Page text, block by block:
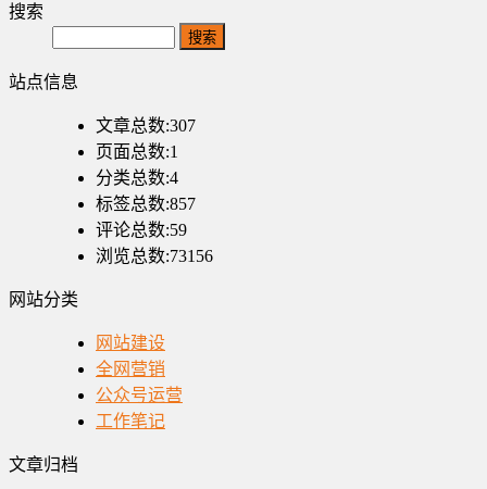
搜索
Search
站点信息
文章总数:307
页面总数:1
分类总数:4
标签总数:857
评论总数:59
浏览总数:73156
网站分类
网站建设
全网营销
公众号运营
工作笔记
文章归档